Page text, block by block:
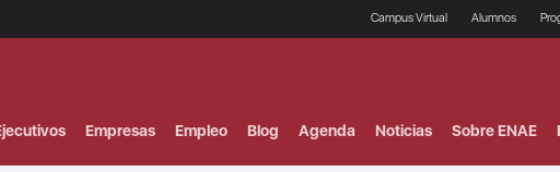
Campus Virtual Alumnos
Prácticas en
Empresas Empleo Blog Agenda Noticias Sobre ENAE